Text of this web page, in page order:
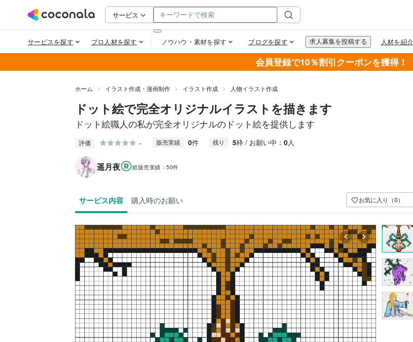
会員登録で10％割引クーポンを獲得！
ホーム イラスト作成・漫画制作 イラスト作成 人物イラスト作成
ドット絵で完全オリジナルイラストを描きます
ドット絵職人の私が完全オリジナルのドット絵を提供します
評価 - 販売実績 0件 残り 5枠 / お願い中： 0人
遥月夜 総販売実績：50件
サービス内容 購入時のお願い お気に入り（0）